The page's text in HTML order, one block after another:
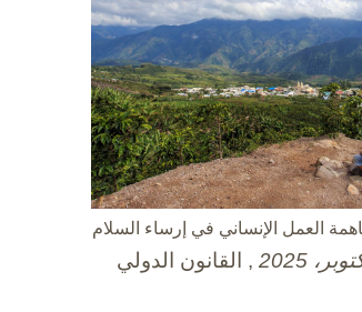
العمل الإنساني في إرساء السلام
, القانون الدولي